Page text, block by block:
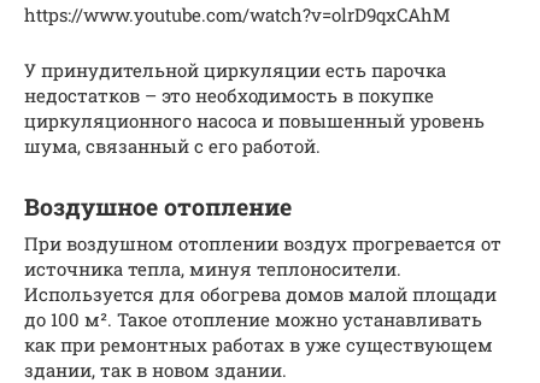
https://www.youtube.com/watch?v=olrD9qxCAhM
У принудительной циркуляции есть парочка
недостатков – это необходимость в покупке
циркуляционного насоса и повышенный уровень
шума, связанный с его работой.
Воздушное отопление
При воздушном отоплении воздух прогревается от
источника тепла, минуя теплоносители.
Используется для обогрева домов малой площади
до 100 м². Такое отопление можно устанавливать
как при ремонтных работах в уже существующем
здании, так в новом здании.